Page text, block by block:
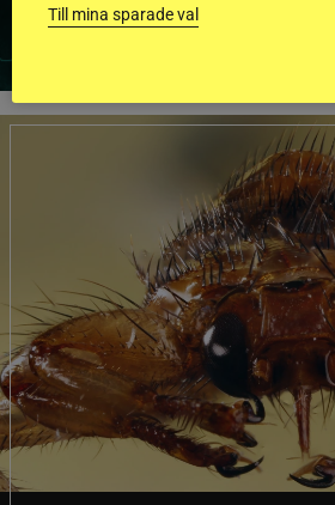
VISA ALLA HINGSTAR
Till mina sparade val